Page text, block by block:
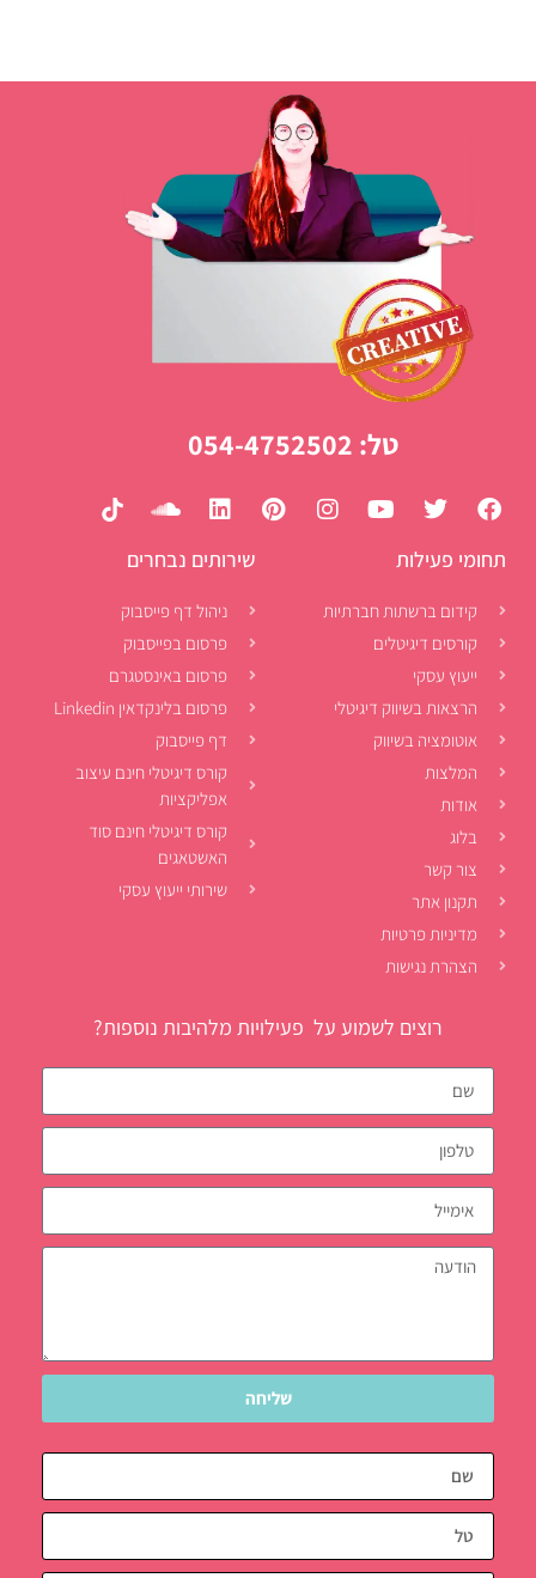
טל: 054-4752502
תחומי פעילות
קידום ברשתות חברתיות
קורסים דיגיטלים
ייעוץ עסקי
הרצאות בשיווק דיגיטלי
אוטומציה בשיווק
המלצות
אודות
בלוג
צור קשר
תקנון אתר
מדיניות פרטיות
הצהרת נגישות
שירותים נבחרים
ניהול דף פייסבוק
פרסום בפייסבוק
פרסום באינסטגרם
פרסום בלינקדאין Linkedin
דף פייסבוק
קורס דיגיטלי חינם עיצוב
אפליקציות
קורס דיגיטלי חינם סוד
האשטאגים
שירותי ייעוץ עסקי
רוצים לשמוע על פעילויות מלהיבות נוספות?
שליחה